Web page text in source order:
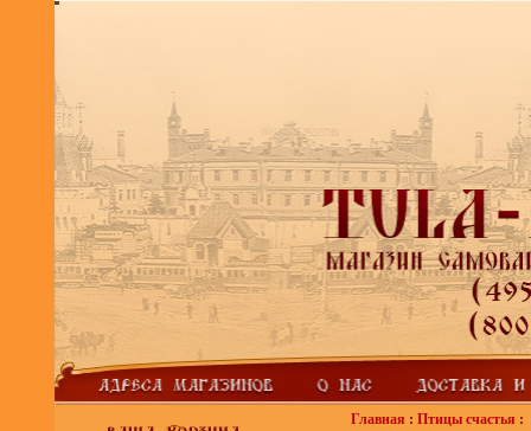
Главная : Птицы счастья :